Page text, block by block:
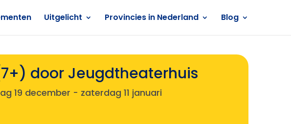
Uitgelicht Provincies in Nederland Blog
door Jeugdtheaterhuis
19 december - zaterdag 11 januari